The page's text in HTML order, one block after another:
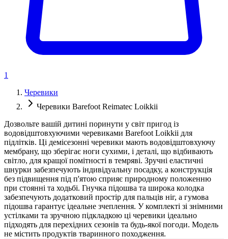
1
Черевики
Черевики Barefoot Reimatec Loikkii
Дозвольте вашій дитині поринути у світ пригод із
водовідштовхуючими черевиками Barefoot Loikkii для
підлітків. Ці демісезонні черевики мають водовідштовхуючу
мембрану, що зберігає ноги сухими, і деталі, що відбивають
світло, для кращої помітності в темряві. Зручні еластичні
шнурки забезпечують індивідуальну посадку, а конструкція
без підвищення під п'ятою сприяє природному положенню
при стоянні та ходьбі. Гнучка підошва та широка колодка
забезпечують додатковий простір для пальців ніг, а гумова
підошва гарантує ідеальне зчеплення. У комплекті зі знімними
устілками та зручною підкладкою ці черевики ідеально
підходять для перехідних сезонів та будь-якої погоди. Модель
не містить продуктів тваринного походження.